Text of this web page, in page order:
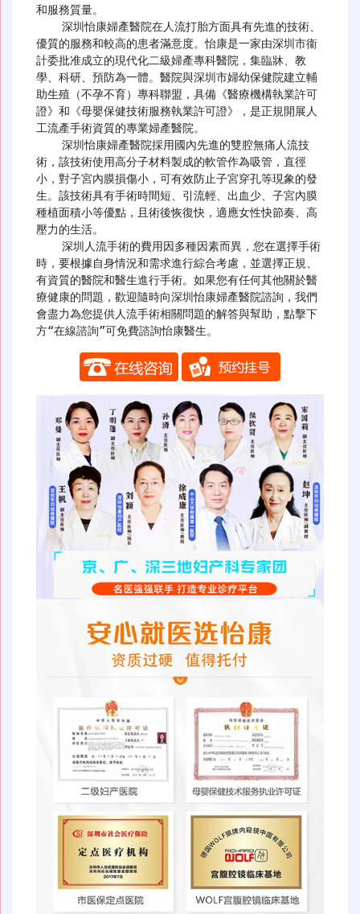
和服務質量。
優質的服務和較高的患者滿意度。怡康是一家由深圳市衞
計委批准成立的現代化二級婦產專科醫院，集臨牀、教
學、科研、預防為一體。醫院與深圳市婦幼保健院建立輔
助生殖（不孕不育）專科聯盟，具備《醫療機構執業許可
證》和《母嬰保健技術服務執業許可證》，是正規開展人
工流產手術資質的專業婦產醫院。
術，該技術使用高分子材料製成的軟管作為吸管，直徑
小，對子宮內膜損傷小，可有效防止子宮穿孔等現象的發
生。該技術具有手術時間短、引流輕、出血少、子宮內膜
種植面積小等優點，且術後恢復快，適應女性快節奏、高
壓力的生活。
時，要根據自身情況和需求進行綜合考慮，並選擇正規、
有資質的醫院和醫生進行手術。如果您有任何其他關於醫
療健康的問題，歡迎隨時向深圳怡康婦產醫院諮詢，我們
會盡力為您提供人流手術相關問題的解答與幫助，點擊下
方“在線諮詢”可免費諮詢怡康醫生。